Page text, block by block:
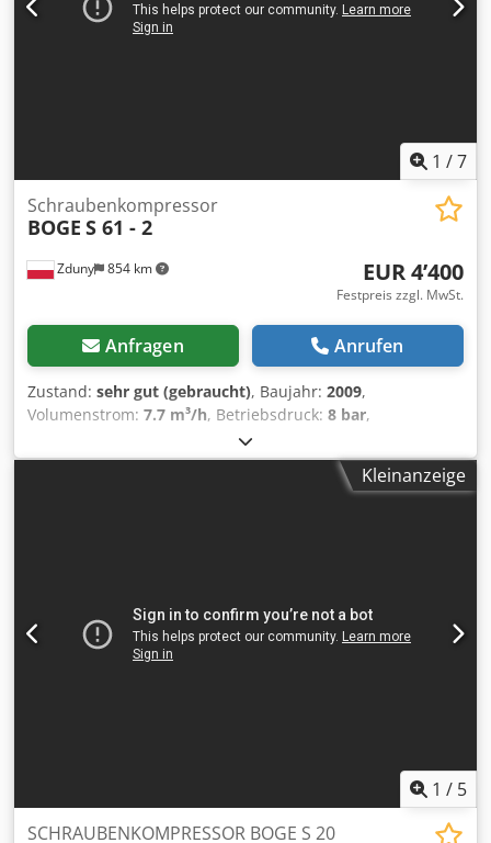
1 /7
Zduny 854 km
Schraubenkompressor
BOGE S 61 - 2
EUR 4’400
Festpreis zzgl. MwSt.
Anfragen Anrufen
Zustand: sehr gut (gebraucht), Baujahr: 2009,
Volumenstrom: 7.7 m³/h, Betriebsdruck: 8 bar,
Schraubenkompressor BOGE S 61 -2 Mit Wärmetauscher
Motor 45 kW Leistung 7,70 m3/min Druck 8 BAR Baujahr
2009 KOMPRESSOR VOLL FUNKTIONSFÄHIG. Dedpfsxkz
Kleinanzeige
1 / 5
SCHRAUBENKOMPRESSOR BOGE S 20